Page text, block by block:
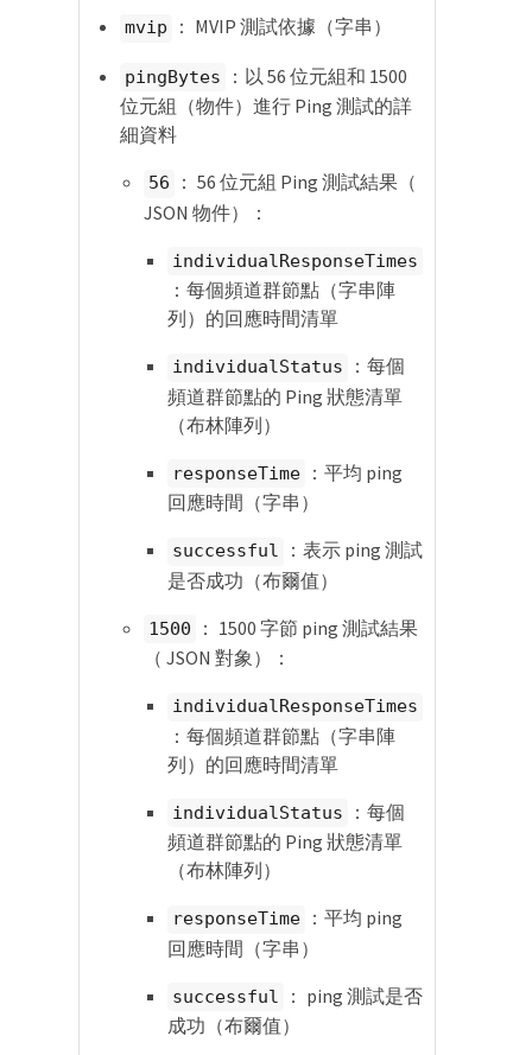
mvip ： MVIP 測試依據（字串）
pingBytes
：以 56 位元組和 1500
位元組（物件）進行 Ping 測試的詳
細資料
56
： 56 位元組 Ping 測試結果（
JSON 物件）：
individualResponseTimes
：每個頻道群節點（字串陣
列）的回應時間清單
individualStatus
：每個
頻道群節點的 Ping 狀態清單
（布林陣列）
responseTime
：平均 ping
回應時間（字串）
successful
：表示 ping 測試
是否成功（布爾值）
1500
： 1500 字節 ping 測試結果
（ JSON 對象）：
individualResponseTimes
：每個頻道群節點（字串陣
列）的回應時間清單
individualStatus
：每個
頻道群節點的 Ping 狀態清單
（布林陣列）
responseTime
：平均 ping
回應時間（字串）
successful
： ping 測試是否
成功（布爾值）